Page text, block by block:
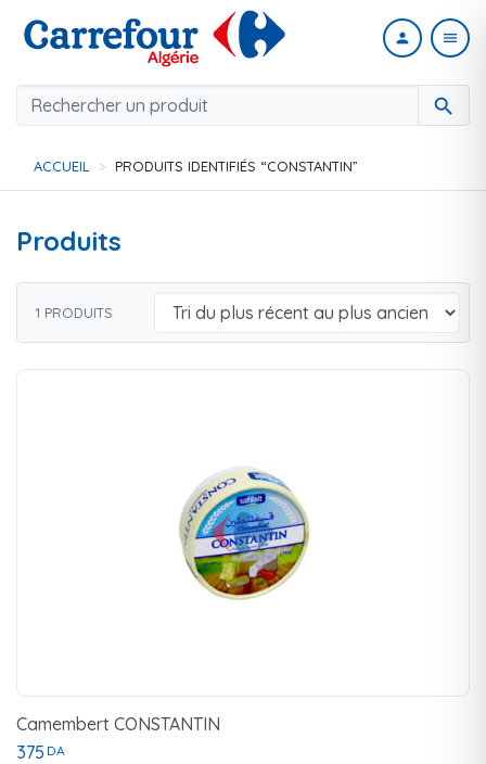
search
person menu
ACCUEIL PRODUITS IDENTIFIÉS “CONSTANTIN”
Produits
1 PRODUITS
Camembert CONSTANTIN
375 DA